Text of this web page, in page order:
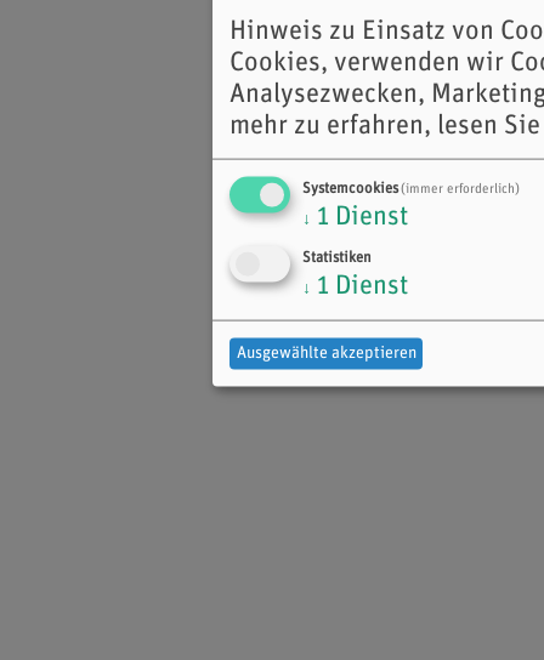
Hinweis zu Einsatz von
Cookies, verwenden wir
Analysezwecken,
mehr zu erfahren, lesen
Systemcookies(immer erforderlich)
↓ 1 Dienst
Statistiken
↓ 1 Dienst
Ausgewählte akzeptieren